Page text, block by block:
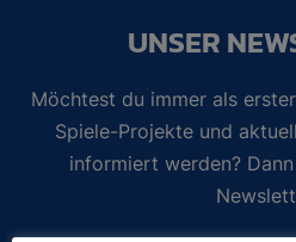
UNSER
Möchtest du immer als
Spiele-Projekte und
informiert werden?